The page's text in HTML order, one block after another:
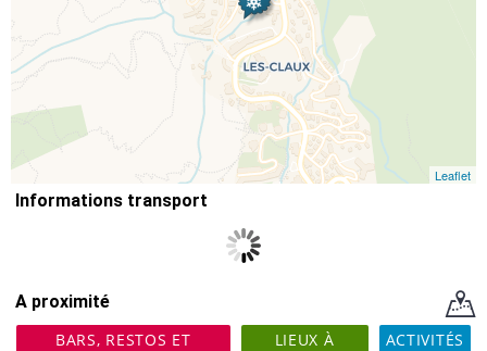
Leaflet
Informations transport
A proximité
BARS, RESTOS ET
LIEUX À
ACTIVITÉS